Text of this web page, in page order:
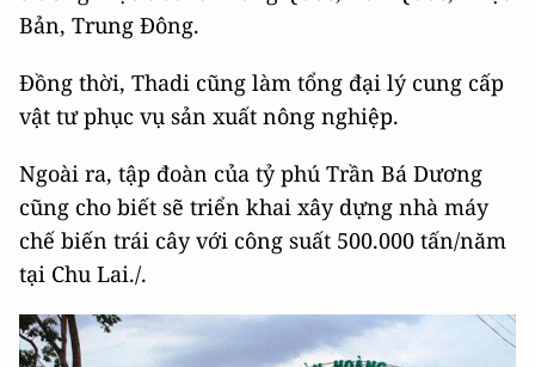
Bản, Trung Đông.
Đồng thời, Thadi cũng làm tổng đại lý cung cấp
vật tư phục vụ sản xuất nông nghiệp.
Ngoài ra, tập đoàn của tỷ phú Trần Bá Dương
cũng cho biết sẽ triển khai xây dựng nhà máy
chế biến trái cây với công suất 500.000 tấn/năm
tại Chu Lai./.